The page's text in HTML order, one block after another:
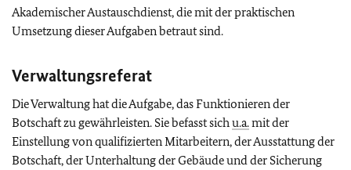
Akademischer Austauschdienst, die mit der praktischen
Umsetzung dieser Aufgaben betraut sind.
Verwaltungsreferat
Die Verwaltung hat die Aufgabe, das Funktionieren der
Botschaft zu gewährleisten. Sie befasst sich u.a.mit der
Einstellung von qualifizierten Mitarbeitern, der Ausstattung der
Botschaft, der Unterhaltung der Gebäude und der Sicherung